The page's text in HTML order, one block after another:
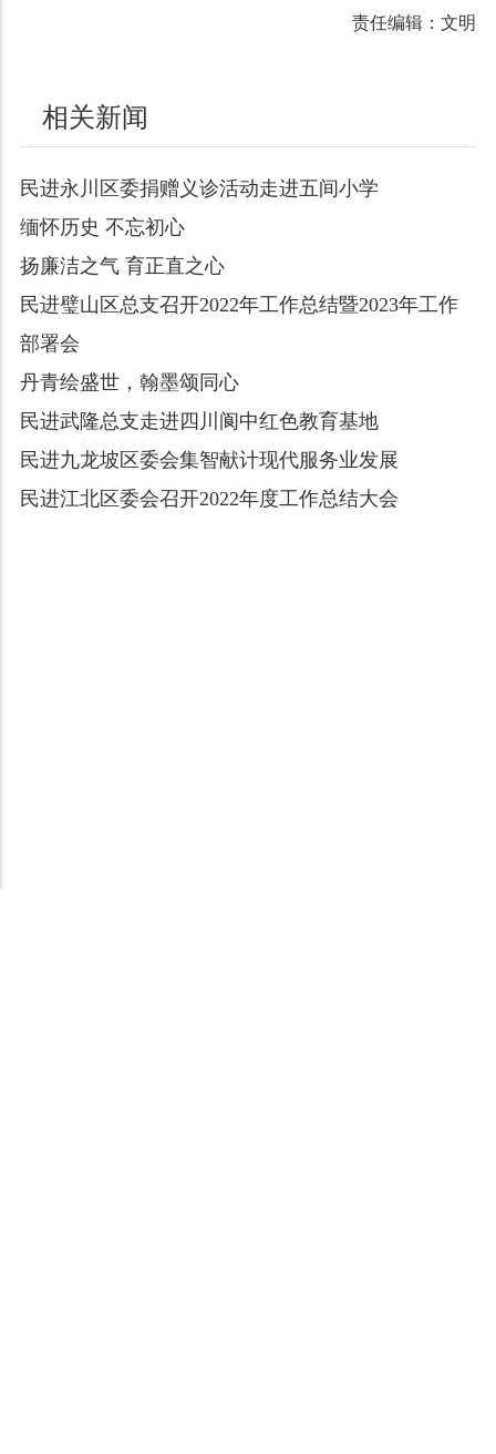
责任编辑：文明
相关新闻
民进永川区委捐赠义诊活动走进五间小学
缅怀历史 不忘初心
扬廉洁之气 育正直之心
民进璧山区总支召开2022年工作总结暨2023年工作
部署会
丹青绘盛世，翰墨颂同心
民进武隆总支走进四川阆中红色教育基地
民进九龙坡区委会集智献计现代服务业发展
民进江北区委会召开2022年度工作总结大会